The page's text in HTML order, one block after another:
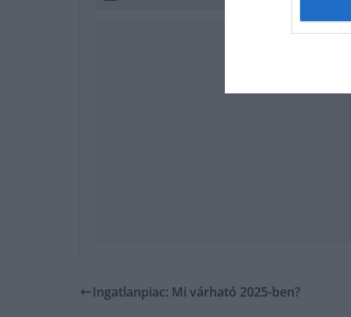
Ingatlanpiac: Mi várható 2025-ben?